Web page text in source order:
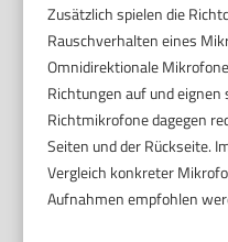
Zusätzlich spielen die
Rauschverhalten eines
Omnidirektionale
Richtungen auf und
Richtmikrofone dagegen
Seiten und der Rückseite.
Vergleich konkreter
Aufnahmen empfohlen